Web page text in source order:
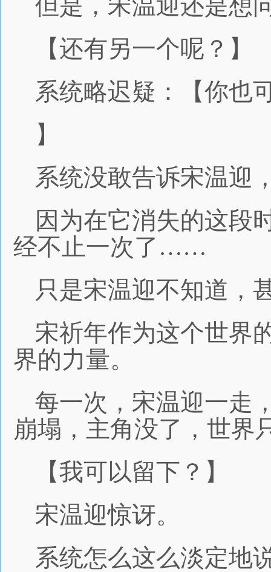
但是，宋温迎还是想
【还有另一个呢？】
系统略迟疑：【你也
】
系统没敢告诉宋温迎
因为在它消失的这段
经不止一次了……
只是宋温迎不知道，
宋祈年作为这个世界
界的力量。
每一次，宋温迎一走
崩塌，主角没了，世
【我可以留下？】
宋温迎惊讶。
系统怎么这么淡定地